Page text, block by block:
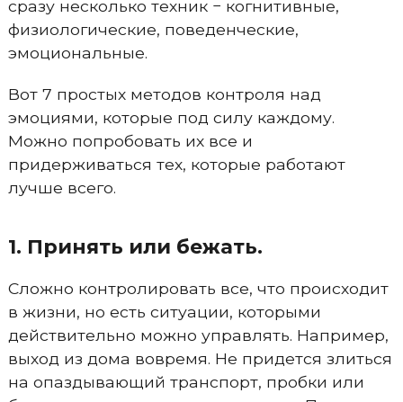
сразу несколько техник − когнитивные,
физиологические, поведенческие,
эмоциональные.
Вот 7 простых методов контроля над
эмоциями, которые под силу каждому.
Можно попробовать их все и
придерживаться тех, которые работают
лучше всего.
1. Принять или бежать.
Сложно контролировать все, что происходит
в жизни, но есть ситуации, которыми
действительно можно управлять. Например,
выход из дома вовремя. Не придется злиться
на опаздывающий транспорт, пробки или